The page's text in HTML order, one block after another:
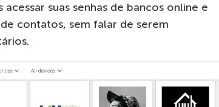
suas senhas de bancos online e
contatos, sem falar de serem